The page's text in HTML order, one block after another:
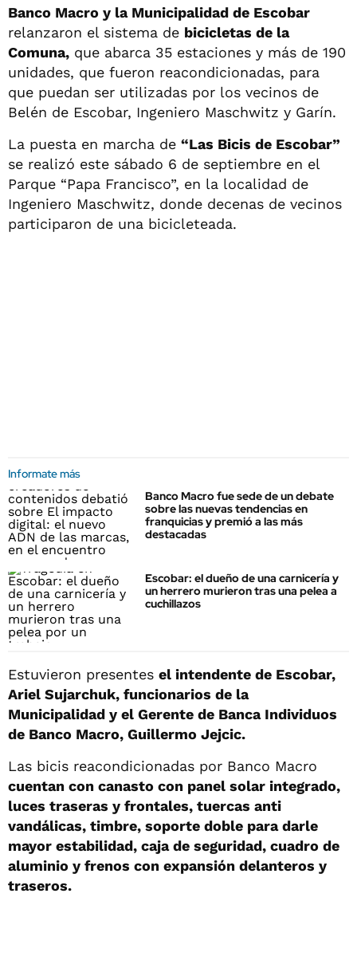
Banco Macro y la Municipalidad de Escobar
relanzaron el sistema de bicicletas de la
Comuna, que abarca 35 estaciones y más de 190
unidades, que fueron reacondicionadas, para
que puedan ser utilizadas por los vecinos de
Belén de Escobar, Ingeniero Maschwitz y Garín.
La puesta en marcha de “Las Bicis de Escobar”
se realizó este sábado 6 de septiembre en el
Parque “Papa Francisco”, en la localidad de
Ingeniero Maschwitz, donde decenas de vecinos
participaron de una bicicleteada.
Informate más
Banco Macro fue sede de un debate
sobre las nuevas tendencias en
franquicias y premió a las más
destacadas
Escobar: el dueño de una carnicería y
un herrero murieron tras una pelea a
cuchillazos
Estuvieron presentes el intendente de Escobar,
Ariel Sujarchuk, funcionarios de la
Municipalidad y el Gerente de Banca Individuos
de Banco Macro, Guillermo Jejcic.
Las bicis reacondicionadas por Banco Macro
cuentan con canasto con panel solar integrado,
luces traseras y frontales, tuercas anti
vandálicas, timbre, soporte doble para darle
mayor estabilidad, caja de seguridad, cuadro de
aluminio y frenos con expansión delanteros y
traseros.